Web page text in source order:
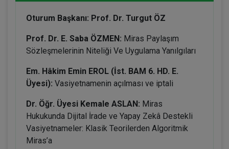
Oturum Başkanı: Prof. Dr. Turgut ÖZ
Prof. Dr. E. Saba ÖZMEN: Miras Paylaşım
Sözleşmelerinin Niteliği Ve Uygulama Yanılgıları
Em. Hâkim Emin EROL (İst. BAM 6. HD. E.
Üyesi): Vasiyetnamenin açılması ve iptali
Dr. Öğr. Üyesi Kemale ASLAN: Miras
Hukukunda Dijital İrade ve Yapay Zekâ Destekli
Vasiyetnameler: Klasik Teorilerden Algoritmik
Miras’a